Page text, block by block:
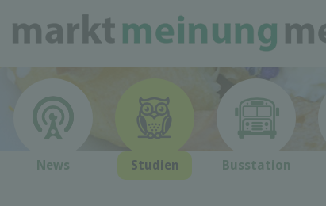
News Studien Busstation